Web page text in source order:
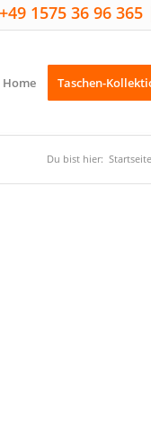
1575 36 96
Home Taschen-
Du bist hier: Startseite